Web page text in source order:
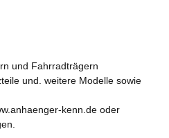
und Fahrradträgern
und. weitere Modelle sowie
kenn.de oder